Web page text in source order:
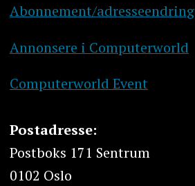
Abonnement/adresseendring
Annonsere i Computerworld
Computerworld Event
Postadresse:
Postboks 171 Sentrum
0102 Oslo